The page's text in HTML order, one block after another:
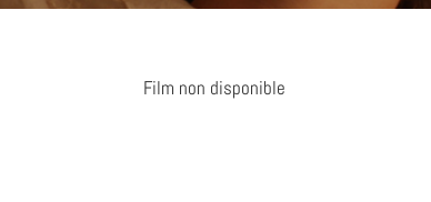
Film non disponible